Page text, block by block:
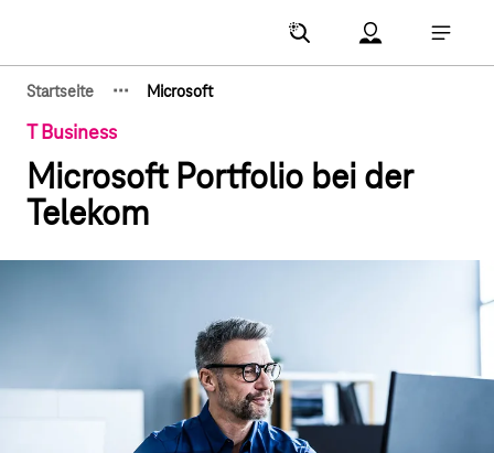
Account Menu
Startseite ··· Microsoft
T Business
Microsoft Portfolio bei der
Telekom